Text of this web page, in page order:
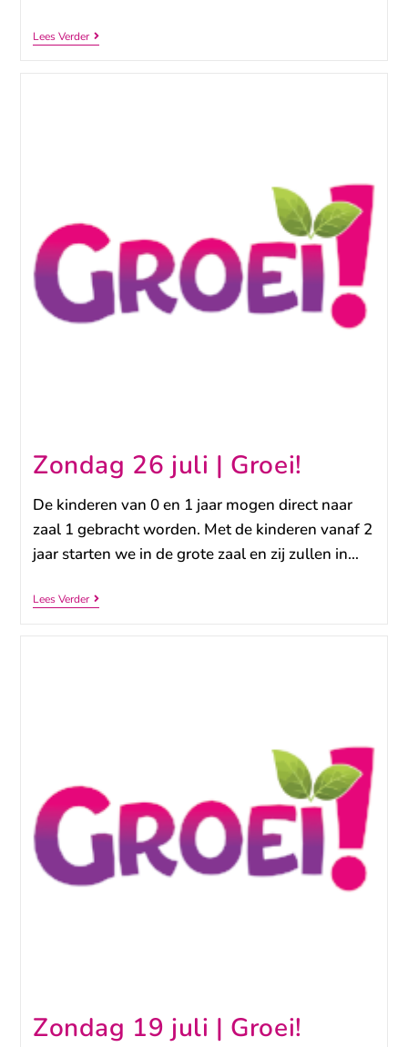
Lees Verder
Zondag 26 juli | Groei!
De kinderen van 0 en 1 jaar mogen direct naar
zaal 1 gebracht worden. Met de kinderen vanaf 2
jaar starten we in de grote zaal en zij zullen in…
Lees Verder
Zondag 19 juli | Groei!